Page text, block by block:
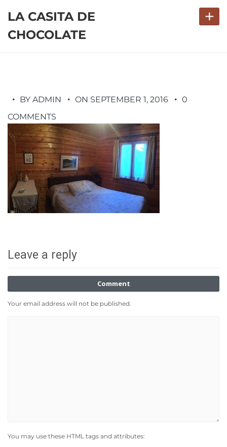
LA CASITA DE
CHOCOLATE
+
BY ADMIN ON SEPTEMBER 1, 2016
0
COMMENTS
Leave a reply
Comment
Your email address will not be published.
You may use these HTML tags and attributes: